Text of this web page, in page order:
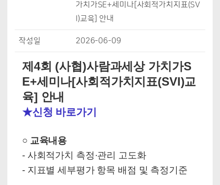
가치가SE+세미나[사회적가치지표(SV
I)교육] 안내
작성일 2026-06-09
제4회 (사협)사람과세상 가치가S
E+세미나[사회적가치지표(SVI)교
육] 안내
★신청 바로가기
○ 교육내용
- 사회적가치 측정·관리 고도화
- 지표별 세부평가 항목 배점 및 측정기준